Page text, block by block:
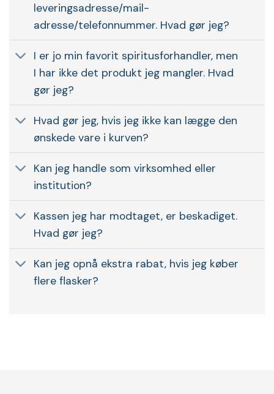
leveringsadresse/mail-
adresse/telefonnummer. Hvad gør jeg?
I er jo min favorit spiritusforhandler, men
I har ikke det produkt jeg mangler. Hvad
gør jeg?
Hvad gør jeg, hvis jeg ikke kan lægge den
ønskede vare i kurven?
Kan jeg handle som virksomhed eller
institution?
Kassen jeg har modtaget, er beskadiget.
Hvad gør jeg?
Kan jeg opnå ekstra rabat, hvis jeg køber
flere flasker?